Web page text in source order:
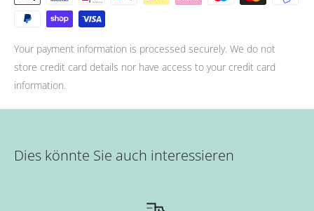
Your payment information is processed securely. We do not
store credit card details nor have access to your credit card
information.
Dies könnte Sie auch interessieren